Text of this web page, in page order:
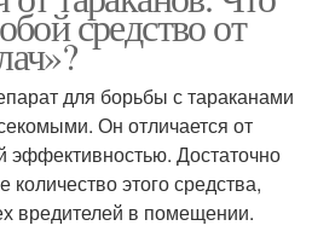
средство от
для борьбы с тараканами
Он отличается от
эффективностью. Достаточно
этого средства,
вредителей в помещении.